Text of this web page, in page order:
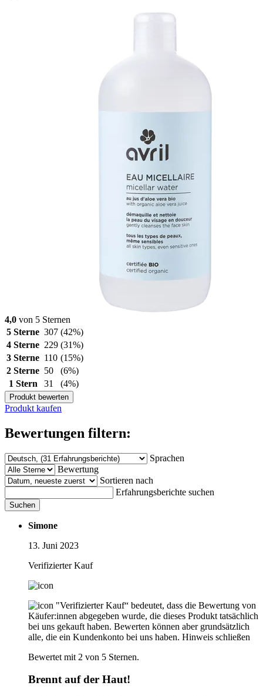
4,0 von 5 Sternen
5 Sterne 307 (42%)
4 Sterne 229 (31%)
3 Sterne 110 (15%)
2 Sterne 50
(6%)
1 Stern
31 (4%)
Produkt bewerten
Produkt kaufen
Bewertungen filtern:
Sprachen
Bewertung
Sortieren nach
Erfahrungsberichte suchen
Suchen
Simone
13. Juni 2023
Verifizierter Kauf
"Verifizierter Kauf“ bedeutet, dass die Bewertung von
Käufer:innen abgegeben wurde, die dieses Produkt tatsächlich
bei uns gekauft haben. Bewerten können aber grundsätzlich
alle, die ein Kundenkonto bei uns haben. Hinweis schließen
Bewertet mit 2 von 5 Sternen.
Brennt auf der Haut!